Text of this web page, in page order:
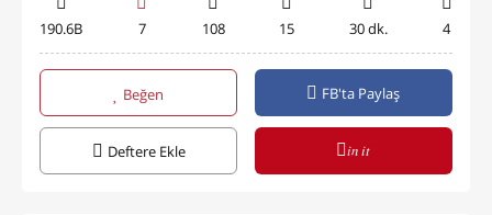
190.6B 7 108 15 30 dk. 4
Beğen FB'ta Paylaş
Deftere Ekle in it